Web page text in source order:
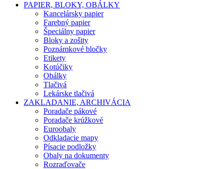
PAPIER, BLOKY, OBÁLKY
Kancelársky papier
Farebný papier
Špeciálny papier
Bloky a zošity
Poznámkové bločky
Etikety
Kotúčiky
Obálky
Tlačivá
Lekárske tlačivá
ZAKLADANIE, ARCHIVÁCIA
Poradače pákové
Poradače krúžkové
Euroobaly
Odkladacie mapy
Písacie podložky
Obaly na dokumenty
Rozraďovače